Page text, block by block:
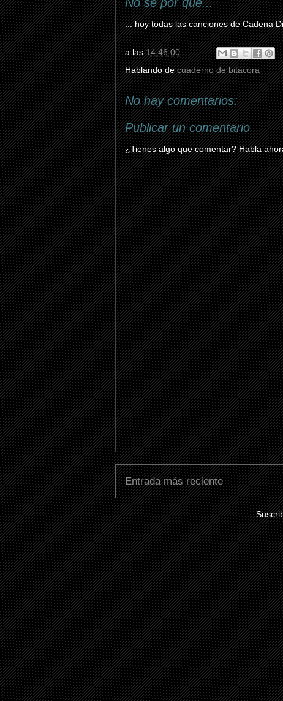
... hoy todas las canciones de Cadena
a las14:46:00
Hablando decuaderno de bitácora
No hay comentarios:
Publicar un comentario
¿Tienes algo que comentar? Habla
Entrada más reciente